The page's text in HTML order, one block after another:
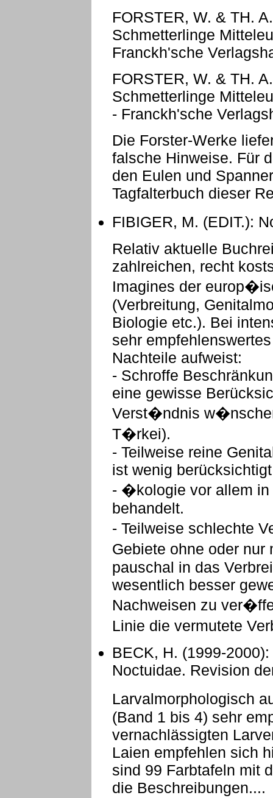
FORSTER, W. & TH.
Schmetterlinge
Franckh'sche
FORSTER, W. & TH.
Schmetterlinge
- Franckh'sche
Die Forster-Werke
falsche Hinweise. Für
den Eulen und
Tagfalterbuch dieser
FIBIGER, M. (EDIT.):
Relativ aktuelle
zahlreichen, recht
Imagines der
(Verbreitung,
Biologie etc.). Bei
sehr
Nachteile aufweist:
- Schroffe
eine gewisse
Verst�ndnis
T�rkei).
- Teilweise reine
ist wenig
- �kologie vor allem
behandelt.
- Teilweise schlechte
Gebiete ohne oder
pauschal in das
wesentlich besser
Nachweisen zu
Linie die vermutete
BECK, H. (1999-
Noctuidae. Revision
Larvalmorphologisch
(Band 1 bis 4) sehr
vernachlässigten
Laien empfehlen sich
sind 99 Farbtafeln mit
die Beschreibungen....